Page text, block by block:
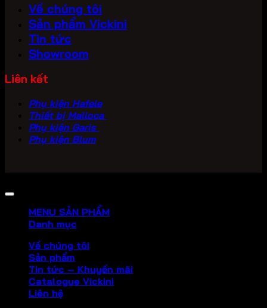
Về chúng tôi
Sản phẩm Vickini
Tin tức
Showroom
Liên kết
Phụ kiện Hafele
Thiết bị Malloca
Phụ kiện Garis
Phụ kiện Blum
MENU SẢN PHẨM
Danh mục
Về chúng tôi
Sản phẩm
Tin tức – Khuyến mãi
Catalogue Vickini
Liên hệ